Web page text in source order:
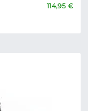
114,95 €